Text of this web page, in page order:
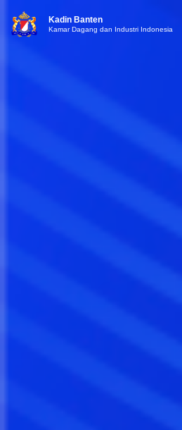
Kadin Banten
Kamar Dagang dan Industri Indonesia